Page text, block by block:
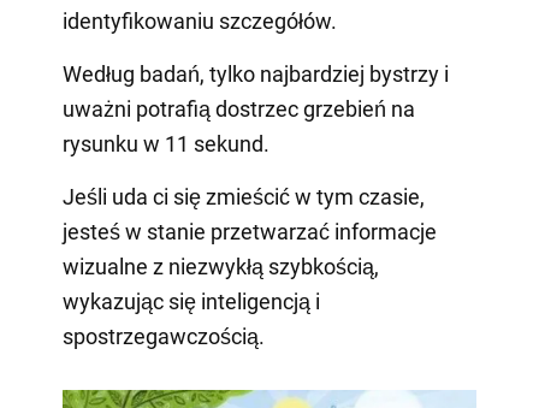
identyfikowaniu szczegółów.
Według badań, tylko najbardziej bystrzy i
uważni potrafią dostrzec grzebień na
rysunku w 11 sekund.
Jeśli uda ci się zmieścić w tym czasie,
jesteś w stanie przetwarzać informacje
wizualne z niezwykłą szybkością,
wykazując się inteligencją i
spostrzegawczością.